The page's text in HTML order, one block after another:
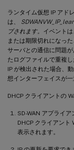
ランタイム仮想 IP アド
は、
ブされます。 イベント
または期限切れになっ
サーバとの通信に問題
たログファイルで重複
IP が検出された場合、
想インターフェイスが
DHCP クライアントの
SD-WAN アプライア
DHCP クライアント
表示されます。